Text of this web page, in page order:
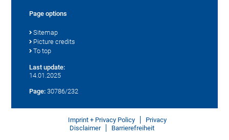
Page options
Sitemap
Picture credits
To top
Last update:
14.01.2025
Page: 30786/232
Imprint + Privacy Policy
Privacy
Disclaimer
Barrierefreiheit